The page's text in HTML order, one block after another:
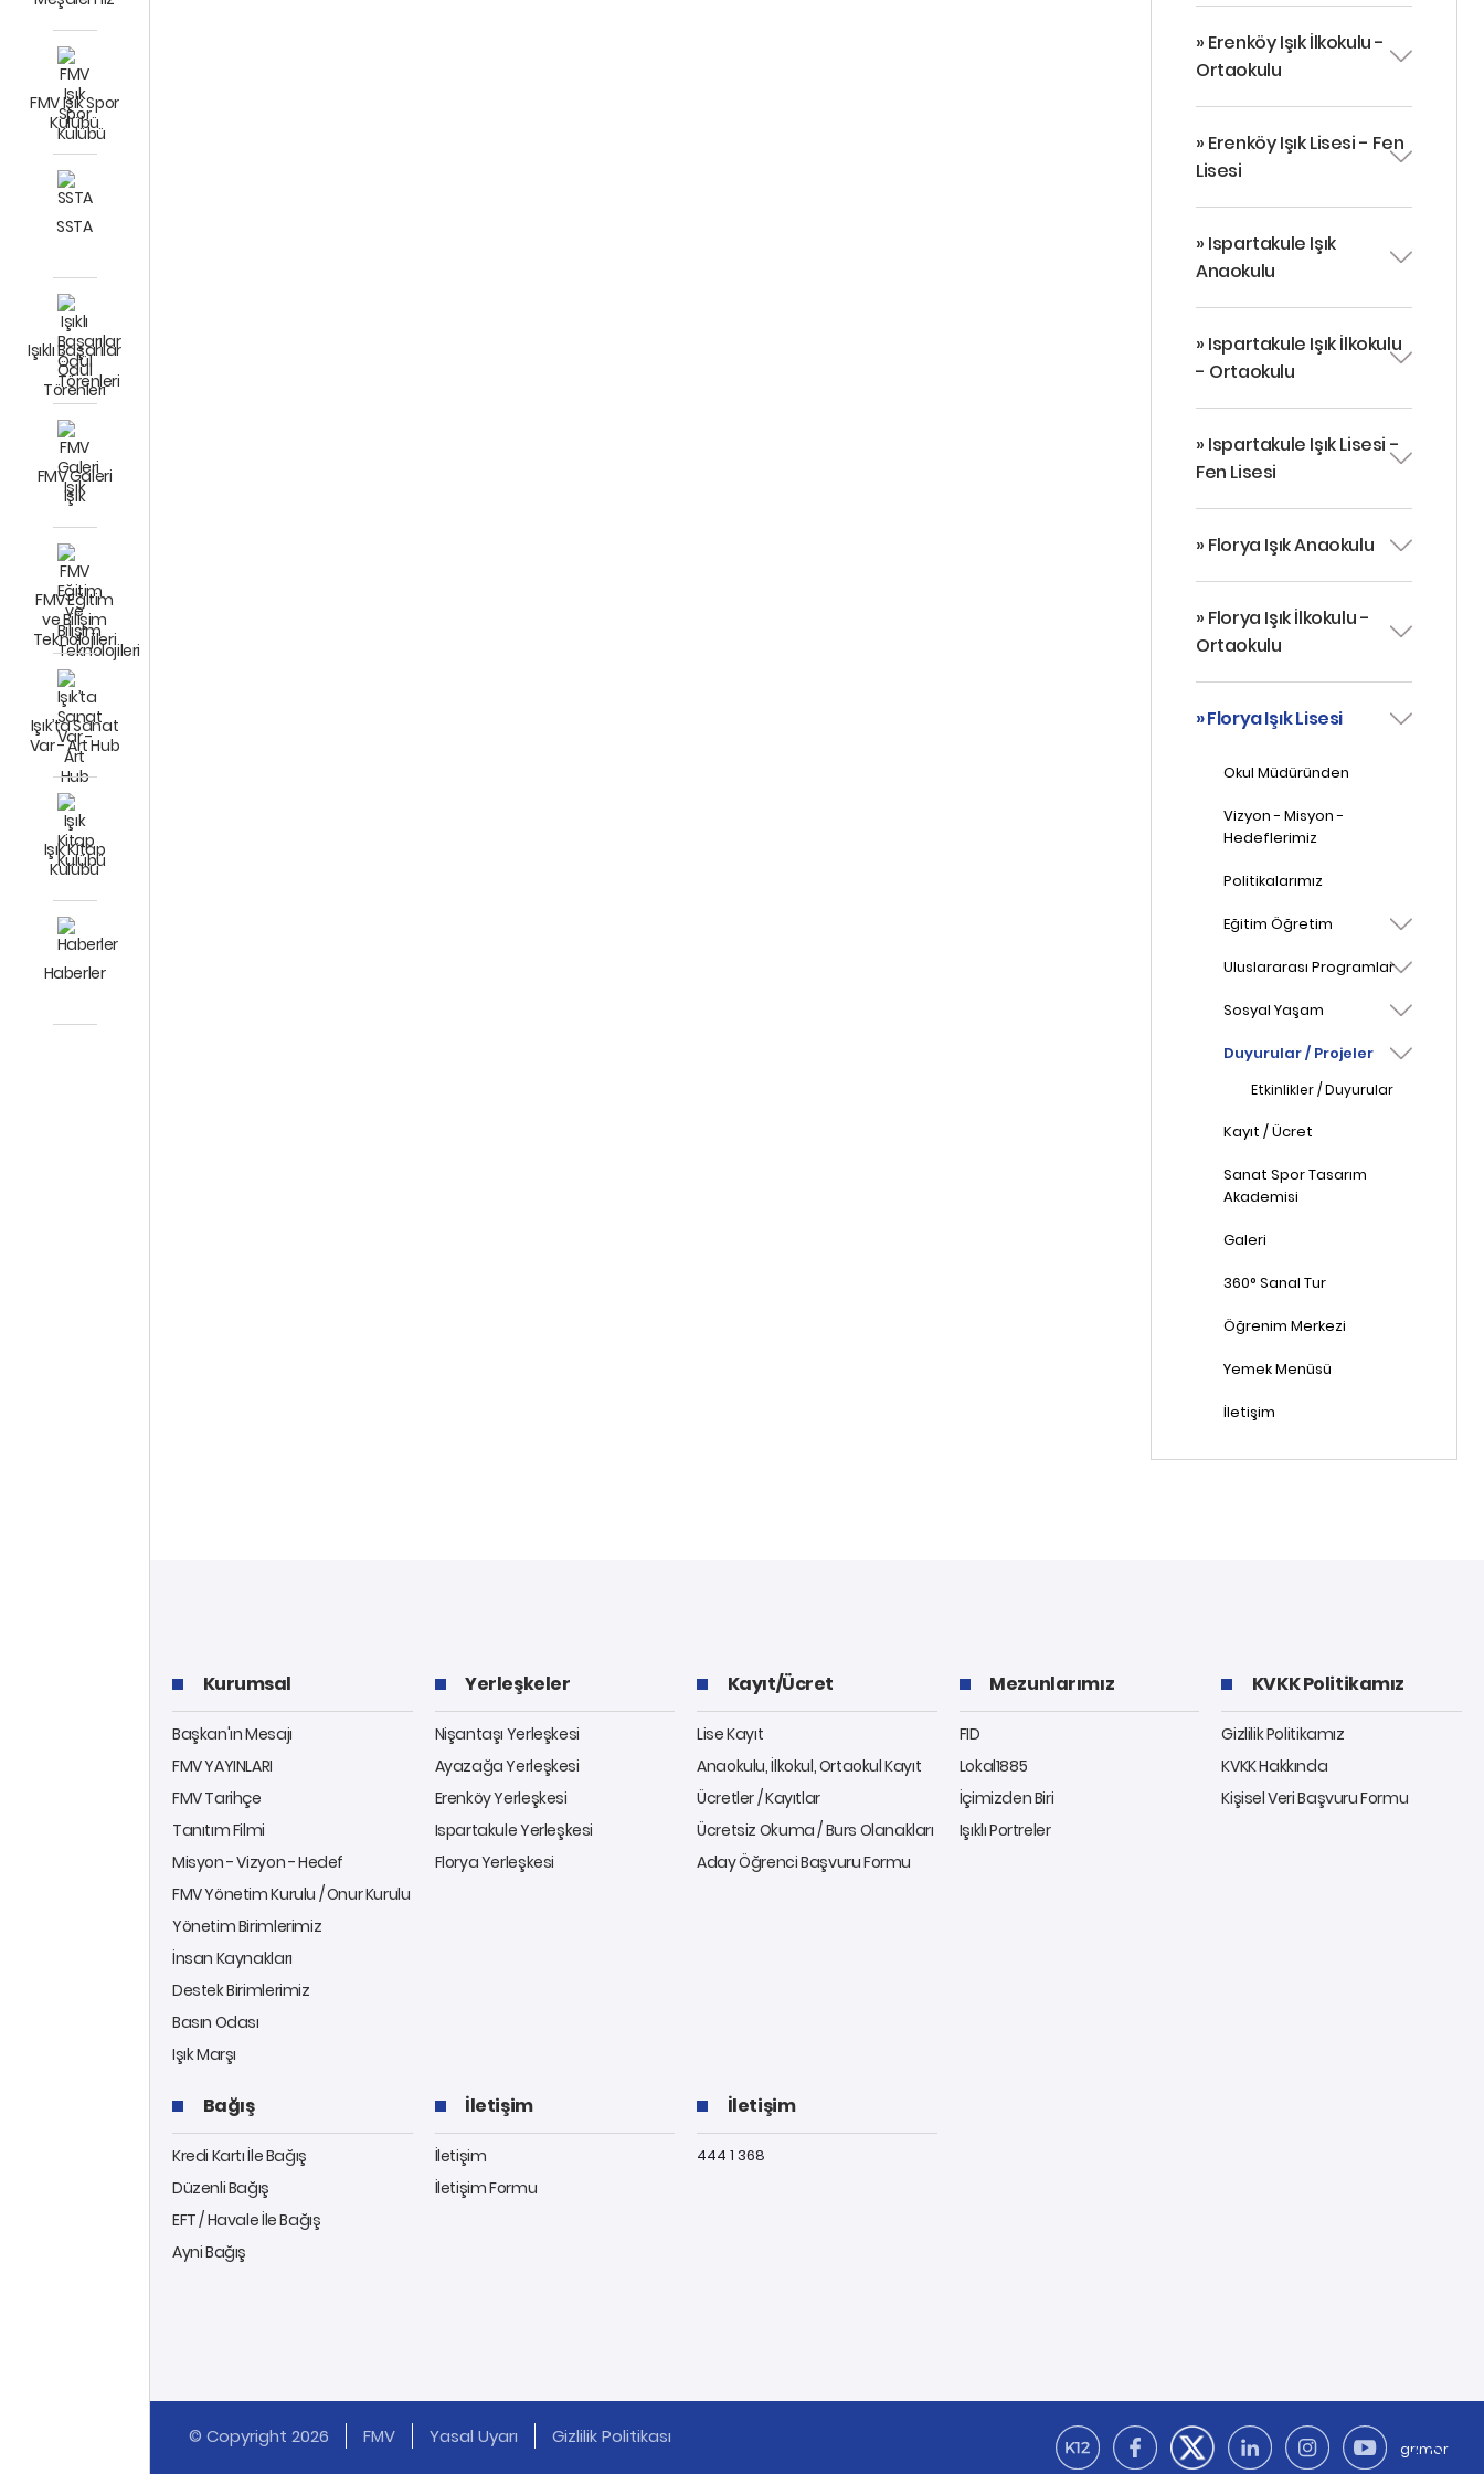
FMV Işık Spor
Kulübü
SSTA
Işıklı Başarılar
Ödül
Törenleri
FMV Galeri
Işık
FMV Eğitim
ve Bilişim
Teknolojileri
Işık’ta Sanat
Var - Art Hub
Işık Kitap
Kulübü
Haberler
» Erenköy Işık İlkokulu -
Ortaokulu
» Erenköy Işık Lisesi - Fen
Lisesi
» Ispartakule Işık
Anaokulu
» Ispartakule Işık İlkokulu
- Ortaokulu
» Ispartakule Işık Lisesi -
Fen Lisesi
» Florya Işık Anaokulu
» Florya Işık İlkokulu -
Ortaokulu
» Florya Işık Lisesi
Okul Müdüründen
Vizyon - Misyon -
Hedeflerimiz
Politikalarımız
Eğitim Öğretim
Uluslararası Programlar
Sosyal Yaşam
Duyurular / Projeler
Etkinlikler / Duyurular
Kayıt / Ücret
Sanat Spor Tasarım
Akademisi
Galeri
360° Sanal Tur
Öğrenim Merkezi
Yemek Menüsü
İletişim
Kurumsal
Başkan'ın Mesajı
FMV YAYINLARI
FMV Tarihçe
Tanıtım Filmi
Misyon - Vizyon - Hedef
FMV Yönetim Kurulu / Onur Kurulu
Yönetim Birimlerimiz
İnsan Kaynakları
Destek Birimlerimiz
Basın Odası
Işık Marşı
Yerleşkeler
Nişantaşı Yerleşkesi
Ayazağa Yerleşkesi
Erenköy Yerleşkesi
Ispartakule Yerleşkesi
Florya Yerleşkesi
Kayıt/Ücret
Lise Kayıt
Anaokulu, İlkokul, Ortaokul Kayıt
Ücretler / Kayıtlar
Ücretsiz Okuma / Burs Olanakları
Aday Öğrenci Başvuru Formu
Mezunlarımız
FID
Lokal1885
İçimizden Biri
Işıklı Portreler
KVKK Politikamız
Gizlilik Politikamız
KVKK Hakkında
Kişisel Veri Başvuru Formu
Bağış
Kredi Kartı İle Bağış
Düzenli Bağış
EFT / Havale İle Bağış
Ayni Bağış
İletişim
İletişim
İletişim Formu
İletişim
444 1 368
© Copyright 2026 FMV Yasal Uyarı Gizlilik Politikası
grimor